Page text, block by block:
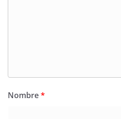
Nombre*